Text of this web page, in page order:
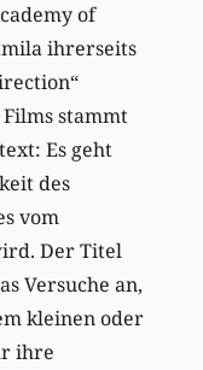
of
ihrerseits
stammt
Es geht
des
vom
Der Titel
Versuche an,
kleinen oder
ihre